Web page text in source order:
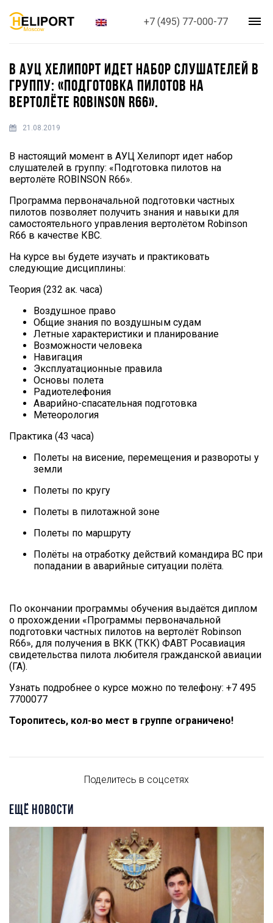
+7 (495) 77-000-77
В АУЦ ХЕЛИПОРТ ИДЕТ НАБОР СЛУШАТЕЛЕЙ В
ГРУППУ: «ПОДГОТОВКА ПИЛОТОВ НА
ВЕРТОЛЁТЕ ROBINSON R66».
21.08.2019
В настоящий момент в АУЦ Хелипорт идет набор
слушателей в группу: «Подготовка пилотов на
вертолёте ROBINSON R66».
Программа первоначальной подготовки частных
пилотов позволяет получить знания и навыки для
самостоятельного управления вертолётом Robinson
R66 в качестве КВС.
На курсе вы будете изучать и практиковать
следующие дисциплины:
Теория (232 ак. часа)
Воздушное право
Общие знания по воздушным судам
Летные характеристики и планирование
Возможности человека
Навигация
Эксплуатационные правила
Основы полета
Радиотелефония
Аварийно-спасательная подготовка
Метеорология
Практика (43 часа)
Полеты на висение, перемещения и развороты у
земли
Полеты по кругу
Полеты в пилотажной зоне
Полеты по маршруту
Полёты на отработку действий командира ВС при
попадании в аварийные ситуации полёта.
По окончании программы обучения выдаётся диплом
о прохождении «Программы первоначальной
подготовки частных пилотов на вертолёт Robinson
R66», для получения в ВКК (ТКК) ФАВТ Росавиация
свидетельства пилота любителя гражданской авиации
(ГА).
Узнать подробнее о курсе можно по телефону: +7 495
7700077
Торопитесь, кол-во мест в группе ограничено!
Поделитесь в соцсетях
ЕЩЁ НОВОСТИ